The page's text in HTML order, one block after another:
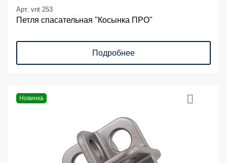
Арт. vnt 253
Петля спасательная "Косынка ПРО"
Подробнее
Новинка